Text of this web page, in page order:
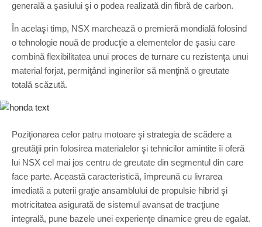
generală a şasiului şi o podea realizată din fibră de carbon.
În acelaşi timp, NSX marchează o premieră mondială folosind
o tehnologie nouă de producţie a elementelor de şasiu care
combină flexibilitatea unui proces de turnare cu rezistenţa unui
material forjat, permiţând inginerilor să menţină o greutate
totală scăzută.
Poziţionarea celor patru motoare şi strategia de scădere a
greutăţii prin folosirea materialelor şi tehnicilor amintite îi oferă
lui NSX cel mai jos centru de greutate din segmentul din care
face parte. Această caracteristică, împreună cu livrarea
imediată a puterii graţie ansamblului de propulsie hibrid şi
motricitatea asigurată de sistemul avansat de tracţiune
integrală, pune bazele unei experienţe dinamice greu de egalat.